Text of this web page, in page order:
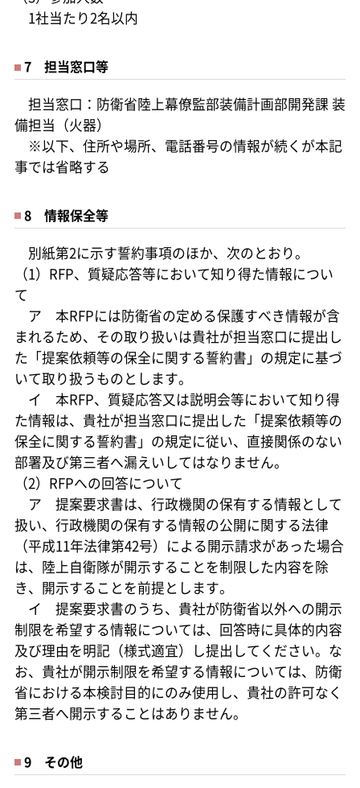
1社当たり2名以内
7 担当窓口等
担当窓口：防衛省陸上幕僚監部装備計画部開発課 装
備担当（火器）
※以下、住所や場所、電話番号の情報が続くが本記
事では省略する
8 情報保全等
別紙第2に示す誓約事項のほか、次のとおり。
（1）RFP、質疑応答等において知り得た情報につい
て
ア 本RFPには防衛省の定める保護すべき情報が含
まれるため、その取り扱いは貴社が担当窓口に提出し
た「提案依頼等の保全に関する誓約書」の規定に基づ
いて取り扱うものとします。
イ 本RFP、質疑応答又は説明会等において知り得
た情報は、貴社が担当窓口に提出した「提案依頼等の
保全に関する誓約書」の規定に従い、直接関係のない
部署及び第三者へ漏えいしてはなりません。
（2）RFPへの回答について
ア 提案要求書は、行政機関の保有する情報として
扱い、行政機関の保有する情報の公開に関する法律
（平成11年法律第42号）による開示請求があった場合
は、陸上自衛隊が開示することを制限した内容を除
き、開示することを前提とします。
イ 提案要求書のうち、貴社が防衛省以外への開示
制限を希望する情報については、回答時に具体的内容
及び理由を明記（様式適宜）し提出してください。な
お、貴社が開示制限を希望する情報については、防衛
省における本検討目的にのみ使用し、貴社の許可なく
第三者へ開示することはありません。
9 その他